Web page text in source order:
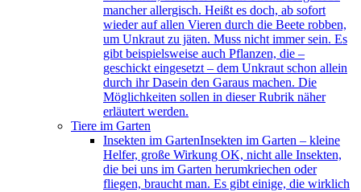
mancher allergisch. Heißt es doch, ab sofort
wieder auf allen Vieren durch die Beete robben,
um Unkraut zu jäten. Muss nicht immer sein. Es
gibt beispielsweise auch Pflanzen, die –
geschickt eingesetzt – dem Unkraut schon allein
durch ihr Dasein den Garaus machen. Die
Möglichkeiten sollen in dieser Rubrik näher
erläutert werden.
Tiere im Garten
Insekten im GartenInsekten im Garten – kleine
Helfer, große Wirkung OK, nicht alle Insekten,
die bei uns im Garten herumkriechen oder
fliegen, braucht man. Es gibt einige, die wirklich